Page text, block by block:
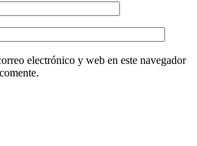
electrónico y web en este navegador